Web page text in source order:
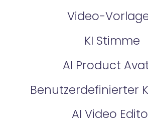
Video-
KI Stimme
AI Product
Benutzerdefinierter
AI Video